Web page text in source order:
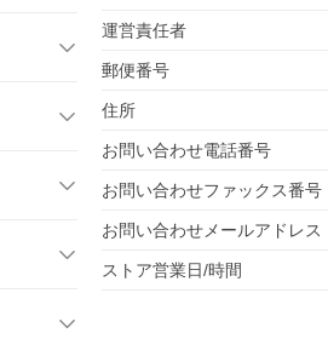
運営責任者
郵便番号
住所
お問い合わせ電話番号
お問い合わせファックス番号
お問い合わせメールアドレス
ストア営業日/時間